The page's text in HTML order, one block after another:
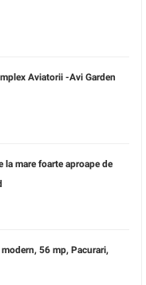
Aviatorii -Avi Garden
la mare foarte aproape de
56 mp, Pacurari,